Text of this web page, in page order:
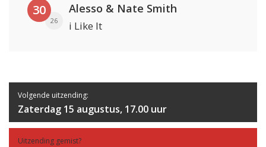
30
26
Alesso & Nate Smith
i Like It
Volgende uitzending:
Zaterdag 15 augustus, 17.00 uur
Uitzending gemist?